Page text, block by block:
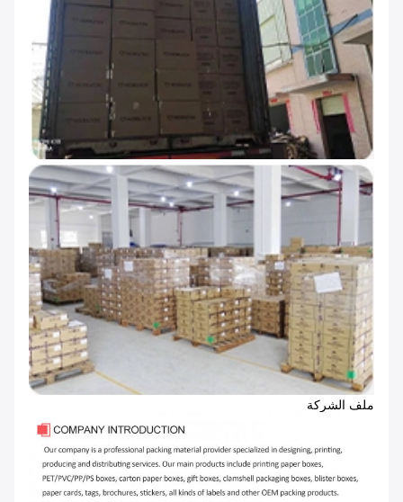
ملف الشركة